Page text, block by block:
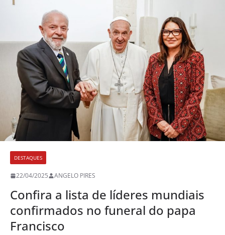
DESTAQUES
22/04/2025 ANGELO PIRES
Confira a lista de líderes mundiais
confirmados no funeral do papa
Francisco